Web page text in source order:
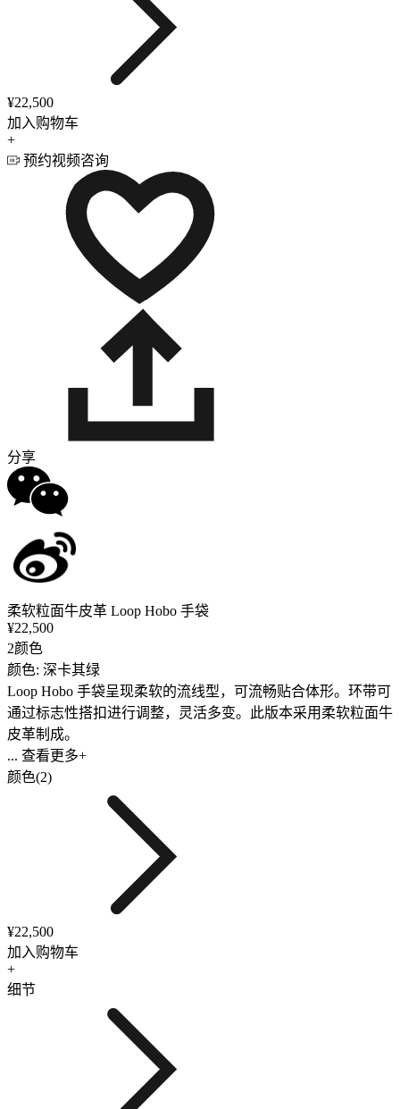
¥22,500
加入购物车
+
预约视频咨询
分享
柔软粒面牛皮革 Loop Hobo 手袋
¥22,500
2颜色
颜色: 深卡其绿
Loop Hobo 手袋呈现柔软的流线型，可流畅贴合体形。环带可
通过标志性搭扣进行调整，灵活多变。此版本采用柔软粒面牛
皮革制成。
... 查看更多+
颜色(2)
¥22,500
加入购物车
+
细节